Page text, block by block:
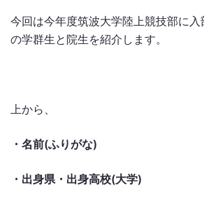
今回は今年度筑波大学陸上競技部に入
の学群生と院生を紹介します。
上から、
・名前(ふりがな)
・出身県・出身高校(大学)